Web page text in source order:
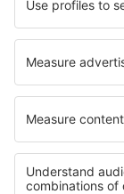
Die besten
Unterkunft in Bad
Unterkunft im
Unterkunft am